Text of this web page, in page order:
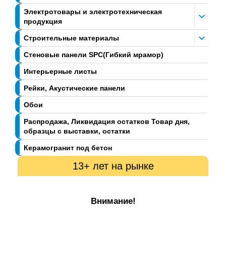
Электротовары и электротехническая
продукция
Строительные материалы
Стеновые панели SPC(Гибкий мрамор)
Интерьерные листы
Рейки, Акустические панели
Обои
Распродажа, Ликвидация остатков Товар дня,
образцы с выставки, остатки
Керамогранит под бетон
13+ лет на рынке
Внимание!